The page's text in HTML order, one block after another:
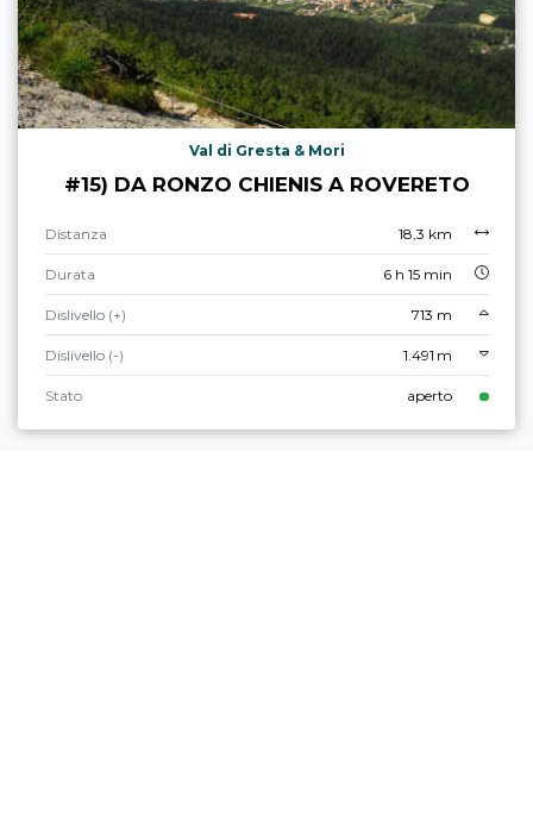
Val di Gresta & Mori
#15) DA RONZO CHIENIS A ROVERETO
Distanza 18,3 km
Durata 6 h 15 min
Dislivello (+) 713 m
Dislivello (-) 1.491 m
Stato aperto